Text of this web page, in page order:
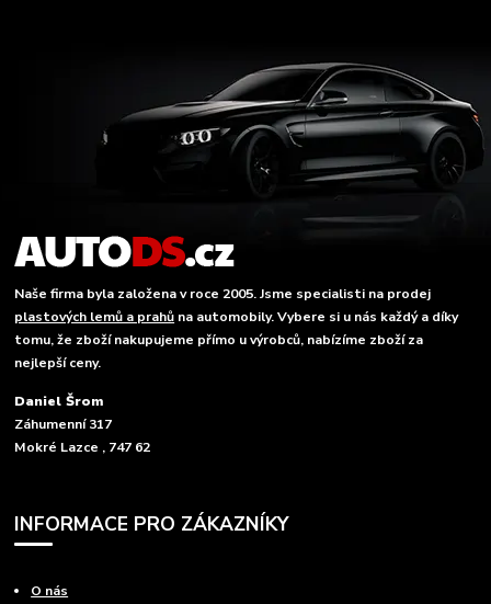
Naše firma byla založena v roce 2005. Jsme specialisti na prodej
plastových lemů a prahů na automobily. Vybere si u nás každý a díky
tomu, že zboží nakupujeme přímo u výrobců, nabízíme zboží za
nejlepší ceny.
Daniel Šrom
Záhumenní 317
Mokré Lazce , 747 62
INFORMACE PRO ZÁKAZNÍKY
O nás